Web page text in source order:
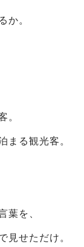
か。
。
ルに泊ま
葉を、
番で見せた